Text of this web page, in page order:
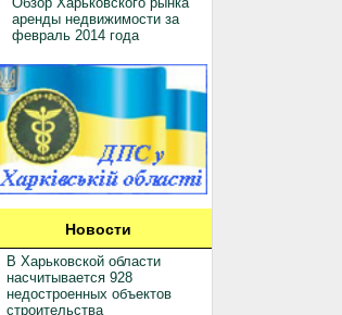
аренды недвижимости за
февраль 2014 года
Новости
В Харьковской области
насчитывается 928
недостроенных объектов
строительства